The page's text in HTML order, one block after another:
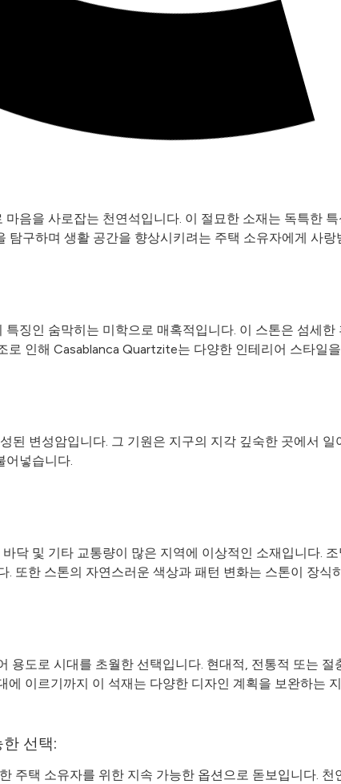
음을 사로잡는 천연석입니다. 이 절묘한 소재는 독특한
구하며 생활 공간을 향상시키려는 주택 소유자에게 사
징인 숨막히는 미학으로 매혹적입니다. 이 스톤은 섬세
인해 Casablanca Quartzite는 다양한 인테리어 스타일
된 변성암입니다. 그 기원은 지구의 지각 깊숙한 곳에서
어넣습니다.
닥 및 기타 교통량이 많은 지역에 이상적인 소재입니다.
또한 스톤의 자연스러운 색상과 패턴 변화는 스톤이 장식
도로 시대를 초월한 선택입니다. 현대적, 전통적 또는
이르기까지 이 석재는 다양한 디자인 계획을 보완하는
선택:
주택 소유자를 위한 지속 가능한 옵션으로 돋보입니다.